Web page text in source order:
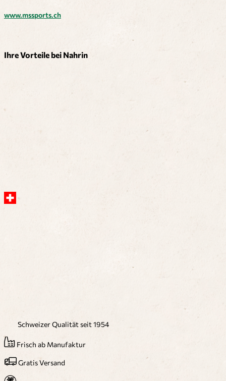
www.mssports.ch
Ihre Vorteile bei Nahrin
Schweizer Qualität seit 1954
Frisch ab Manufaktur
Gratis Versand